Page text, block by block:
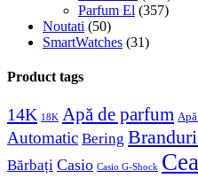
Parfum El (357)
Noutati (50)
SmartWatches (31)
Product tags
14K 18K Apă de parfum
Automatic Bering
Bărbați Casio Casio G-Shock